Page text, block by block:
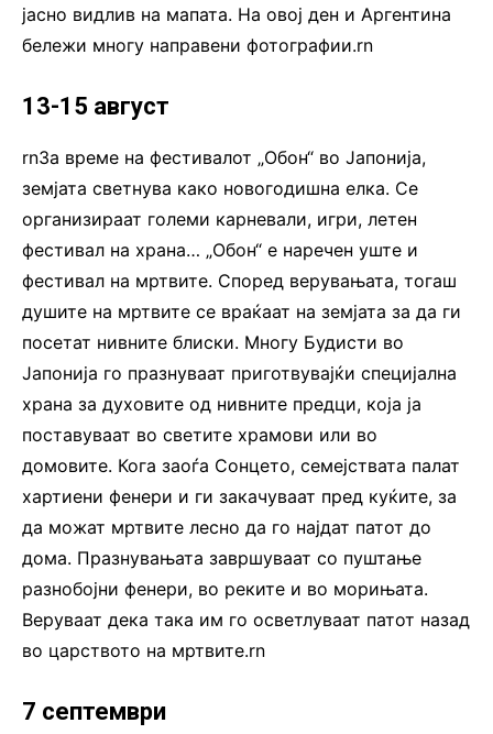
јасно видлив на мапата. На овој ден и Аргентина
бележи многу направени фотографии.rn
13-15 август
rnЗа време на фестивалот „Обон“ во Јапонија,
земјата светнува како новогодишна елка. Се
организираат големи карневали, игри, летен
фестивал на храна… „Обон“ е наречен уште и
фестивал на мртвите. Според верувањата, тогаш
душите на мртвите се враќаат на земјата за да ги
посетат нивните блиски. Многу Будисти во
Јапонија го празнуваат приготвувајќи специјална
храна за духовите од нивните предци, која ја
поставуваат во светите храмови или во
домовите. Кога заоѓа Сонцето, семејствата палат
хартиени фенери и ги закачуваат пред куќите, за
да можат мртвите лесно да го најдат патот до
дома. Празнувањата завршуваат со пуштање
разнобојни фенери, во реките и во морињата.
Веруваат дека така им го осветлуваат патот назад
во царството на мртвите.rn
7 септември